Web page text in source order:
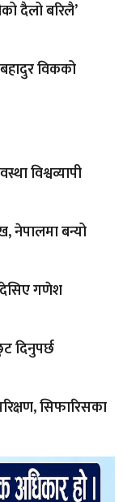
दैलो बरिलै’
विकको
विश्वव्यापी
नेपालमा बन्यो
गणेश
दिनुपर्छ
सिफारिसका